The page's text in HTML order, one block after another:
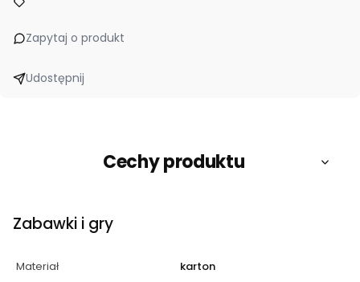
Zapytaj o produkt
Udostępnij
Cechy produktu
Zabawki i gry
Materiał
karton